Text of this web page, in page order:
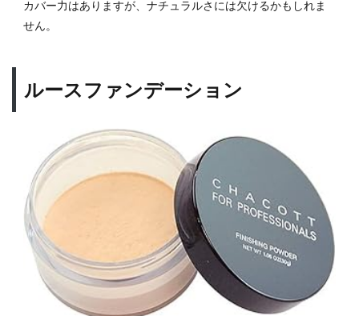
カバー力はありますが、ナチュラルさには欠けるかもしれま
せん。
ルースファンデーション